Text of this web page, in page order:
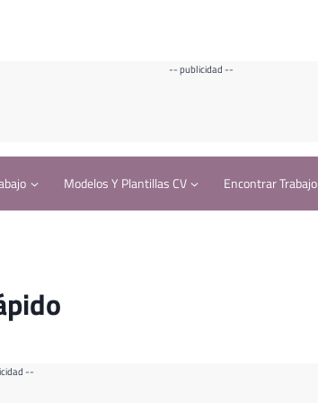
-- publicidad --
Modelos Y Plantillas CV Encontrar Trabajo
--